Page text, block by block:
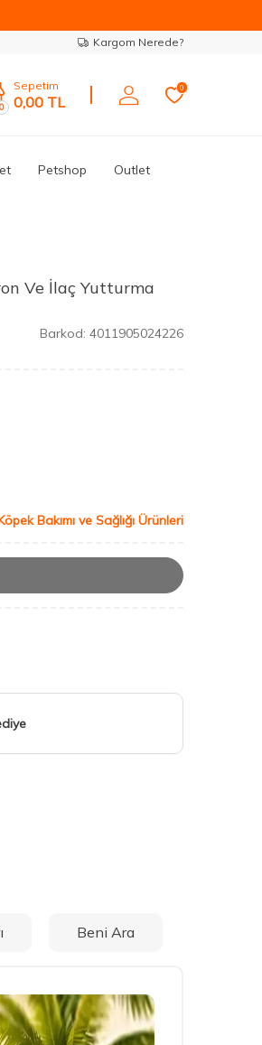
Kargom Nerede?
0
Sepetim
0,00 TL
0
Petshop Outlet
Ve İlaç Yutturma
Barkod: 4011905024226
Bakımı ve Sağlığı Ürünleri
Beni Ara